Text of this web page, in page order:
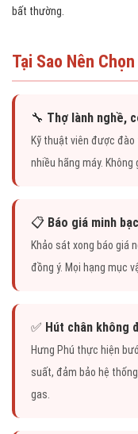
bất thường.
Tại Sao Nên
🔧 Thợ lành nghề,
Kỹ thuật viên được
nhiều hãng máy.
📋 Báo giá minh
Khảo sát xong báo giá
đồng ý. Mọi hạng mục
✅ Hút chân không
Hưng Phú thực hiện
suất, đảm bảo hệ
gas.